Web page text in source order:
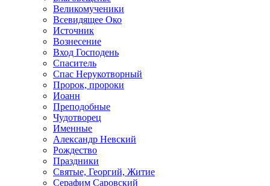
Великомученики
Всевидящее Око
Источник
Вознесение
Вход Господень
Спаситель
Спас Нерукотворный
Пророк, пророки
Иоанн
Преподобные
Чудотворец
Именные
Александр Невский
Рождество
Праздники
Святые, Георгий, Житие
Серафим Саровский